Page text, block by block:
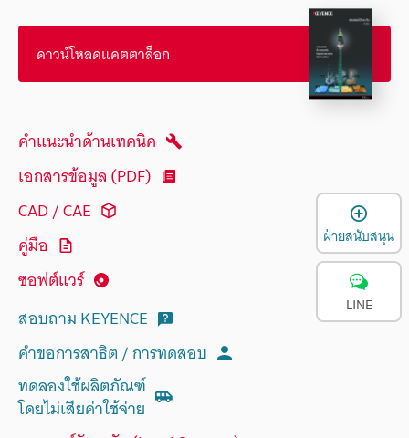
ดาวน์โหลดแคตตาล็อก
คำแนะนำด้านเทคนิค
เอกสารข้อมูล (PDF)
CAD / CAE
คู่มือ
ซอฟต์แวร์
สอบถาม KEYENCE
คำขอการสาธิต / การทดสอบ
ทดลองใช้ผลิตภัณฑ์
โดยไม่เสียค่าใช้จ่าย
ฝ่ายสนับสนุน
LINE